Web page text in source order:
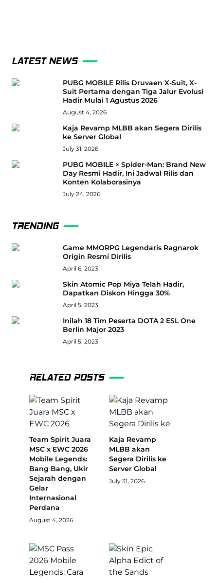
LATEST NEWS
PUBG MOBILE Rilis Druvaen X-Suit, X-
Suit Pertama dengan Tiga Jalur Evolusi
Hadir Mulai 1 Agustus 2026
August 4, 2026
Kaja Revamp MLBB akan Segera Dirilis
ke Server Global
July 31, 2026
PUBG MOBILE × Spider-Man: Brand New
Day Resmi Hadir, Ini Jadwal Rilis dan
Konten Kolaborasinya
July 24, 2026
TRENDING
Game MMORPG Legendaris Ragnarok
Origin Resmi Dirilis
April 6, 2023
Skin Atomic Pop Miya Telah Hadir,
Dapatkan Diskon Hingga 30%
April 5, 2023
Inilah 18 Tim Peserta DOTA 2 ESL One
Berlin Major 2023
April 5, 2023
RELATED POSTS
Team Spirit Juara
MSC x EWC 2026
Mobile Legends:
Bang Bang, Ukir
Sejarah dengan
Gelar
Internasional
Perdana
August 4, 2026
Kaja Revamp
MLBB akan
Segera Dirilis ke
Server Global
July 31, 2026